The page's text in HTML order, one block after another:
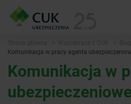
Komunikacja w pracy agenta
Komunikacja w